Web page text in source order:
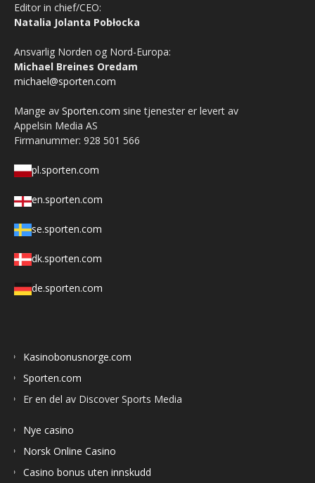
Editor in chief/CEO:
Natalia Jolanta Pobłocka
Ansvarlig Norden og Nord-Europa:
Michael Breines Oredam
michael@sporten.com
Mange av Sporten.com sine tjenester er levert av
Appelsin Media AS
Firmanummer: 928 501 566
pl.sporten.com
en.sporten.com
se.sporten.com
dk.sporten.com
de.sporten.com
Kasinobonusnorge.com
Sporten.com
Er en del av Discover Sports Media
Nye casino
Norsk Online Casino
Casino bonus uten innskudd